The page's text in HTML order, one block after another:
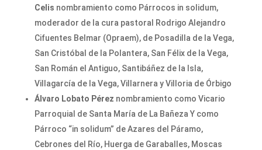
Celis nombramiento como Párrocos in solidum,
moderador de la cura pastoral Rodrigo Alejandro
Cifuentes Belmar (Opraem), de Posadilla de la Vega,
San Cristóbal de la Polantera, San Félix de la Vega,
San Román el Antiguo, Santibáñez de la Isla,
Villagarcía de la Vega, Villarnera y Villoria de Órbigo
Álvaro Lobato Pérez nombramiento como Vicario
Parroquial de Santa María de La Bañeza Y como
Párroco “in solidum” de Azares del Páramo,
Cebrones del Río, Huerga de Garaballes, Moscas